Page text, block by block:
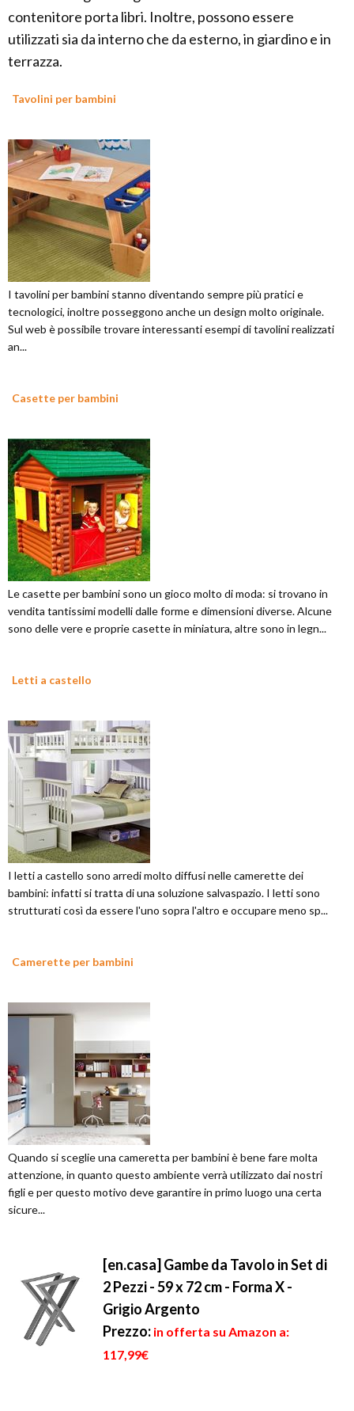
contenitore porta libri. Inoltre, possono essere
utilizzati sia da interno che da esterno, in giardino e in
terrazza.
Tavolini per bambini
I tavolini per bambini stanno diventando sempre più pratici e
tecnologici, inoltre posseggono anche un design molto originale.
Sul web è possibile trovare interessanti esempi di tavolini realizzati
an...
Casette per bambini
Le casette per bambini sono un gioco molto di moda: si trovano in
vendita tantissimi modelli dalle forme e dimensioni diverse. Alcune
sono delle vere e proprie casette in miniatura, altre sono in legn...
Letti a castello
I letti a castello sono arredi molto diffusi nelle camerette dei
bambini: infatti si tratta di una soluzione salvaspazio. I letti sono
strutturati così da essere l'uno sopra l'altro e occupare meno sp...
Camerette per bambini
Quando si sceglie una cameretta per bambini è bene fare molta
attenzione, in quanto questo ambiente verrà utilizzato dai nostri
figli e per questo motivo deve garantire in primo luogo una certa
sicure...
[en.casa] Gambe da Tavolo in Set di
2 Pezzi - 59 x 72 cm - Forma X -
Grigio Argento
Prezzo: in offerta su Amazon a:
117,99€